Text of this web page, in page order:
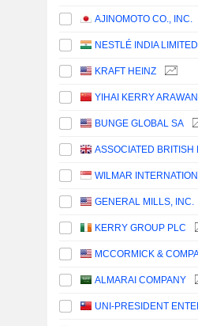
AJINOMOTO CO., INC.
NESTLÉ INDIA LIMITED
KRAFT HEINZ
BUNGE GLOBAL SA
GENERAL MILLS, INC.
KERRY GROUP PLC
ALMARAI COMPANY